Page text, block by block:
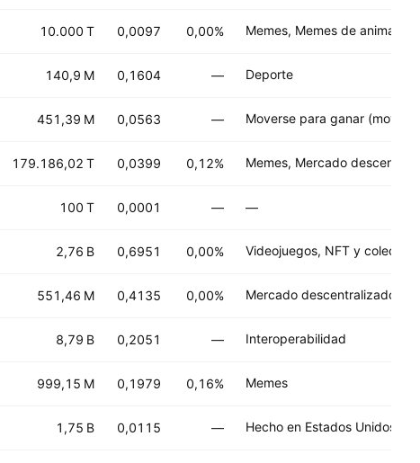
10.000 T 0,0097 0,00% Memes, Memes de animales
140,9 M 0,1604 — Deporte
451,39 M 0,0563 — Moverse para ganar (move
179.186,02 T 0,0399 0,12%
100 T 0,0001 — —
2,76 B 0,6951 0,00% Videojuegos, NFT y
551,46 M 0,4135 0,00%
8,79 B 0,2051 — Interoperabilidad
999,15 M 0,1979 0,16% Memes
1,75 B 0,0115 —